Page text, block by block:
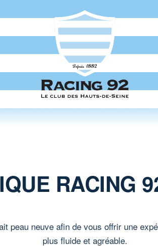
RACING
peau neuve afin de vous offrir une
plus fluide et agréable.